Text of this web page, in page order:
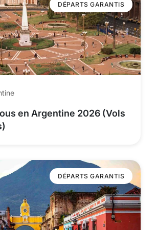
DÉPARTS GARANTIS
en Argentine 2026 (Vols
DÉPARTS GARANTIS